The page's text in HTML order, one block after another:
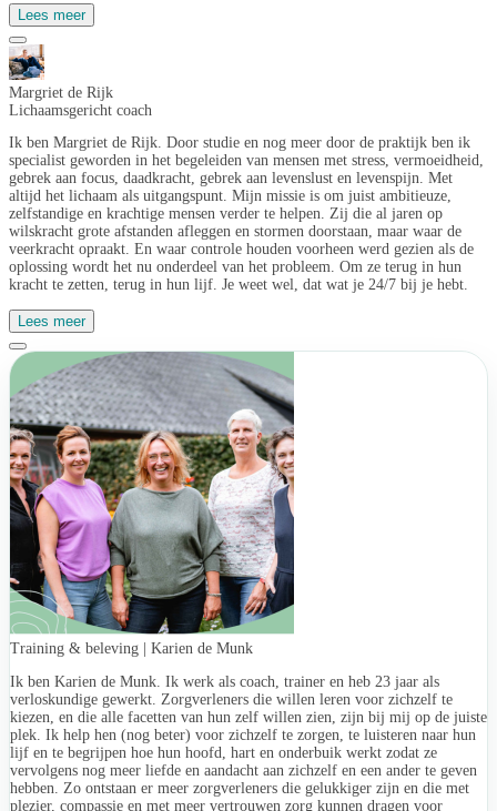
Lees meer
Margriet de Rijk
Lichaamsgericht coach
Ik ben Margriet de Rijk. Door studie en nog meer door de praktijk ben ik
specialist geworden in het begeleiden van mensen met stress, vermoeidheid,
gebrek aan focus, daadkracht, gebrek aan levenslust en levenspijn. Met
altijd het lichaam als uitgangspunt. Mijn missie is om juist ambitieuze,
zelfstandige en krachtige mensen verder te helpen. Zij die al jaren op
wilskracht grote afstanden afleggen en stormen doorstaan, maar waar de
veerkracht opraakt. En waar controle houden voorheen werd gezien als de
oplossing wordt het nu onderdeel van het probleem. Om ze terug in hun
kracht te zetten, terug in hun lijf. Je weet wel, dat wat je 24/7 bij je hebt.
Lees meer
Training & beleving | Karien de Munk
Ik ben Karien de Munk. Ik werk als coach, trainer en heb 23 jaar als
verloskundige gewerkt. Zorgverleners die willen leren voor zichzelf te
kiezen, en die alle facetten van hun zelf willen zien, zijn bij mij op de juiste
plek. Ik help hen (nog beter) voor zichzelf te zorgen, te luisteren naar hun
lijf en te begrijpen hoe hun hoofd, hart en onderbuik werkt zodat ze
vervolgens nog meer liefde en aandacht aan zichzelf en een ander te geven
hebben. Zo ontstaan er meer zorgverleners die gelukkiger zijn en die met
plezier, compassie en met meer vertrouwen zorg kunnen dragen voor